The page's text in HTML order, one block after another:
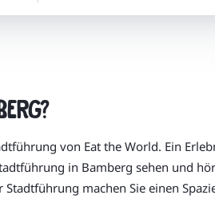
von Eat the World. Ein
in Bamberg sehen und
machen Sie einen